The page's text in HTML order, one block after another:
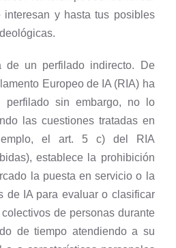
interesan y hasta tus posibles
de un perfilado indirecto. De
Europeo de IA (RIA) ha
perfilado sin embargo, no lo
las cuestiones tratadas en
el art. 5 c) del RIA
establece la prohibición
la puesta en servicio o la
de IA para evaluar o clasificar
de personas durante
de tiempo atendiendo a su